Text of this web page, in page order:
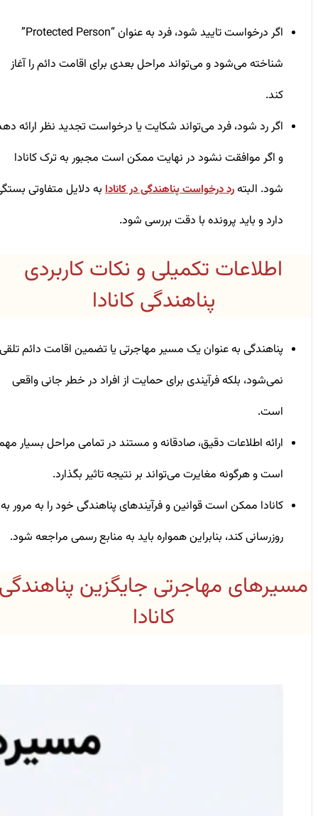
اگر درخواست تایید شود، فرد به ‌عنوان “Protected Person”
شناخته می‌شود و می‌تواند مراحل بعدی برای اقامت دائم را آغاز
کند.
اگر رد شود، فرد می‌تواند شکایت یا درخواست تجدید نظر ارائه دهد
و اگر موافقت نشود در نهایت ممکن است مجبور به ترک کانادا
شود. البتهرد درخواست پناهندگی در کانادابه دلایل متفاوتی بستگی
دارد و باید پرونده با دقت بررسی شود.
اطلاعات تکمیلی و نکات کاربردی
پناهندگی کانادا
پناهندگی به‌ عنوان یک مسیر مهاجرتی یا تضمین اقامت دائم تلقی
نمی‌شود، بلکه فرآیندی برای حمایت از افراد در خطر جانی واقعی
است.
ارائه اطلاعات دقیق، صادقانه و مستند در تمامی مراحل بسیار مهم
است و هرگونه مغایرت می‌تواند بر نتیجه تاثیر بگذارد.
کانادا ممکن است قوانین و فرآیندهای پناهندگی خود را به‌ مرور به
‌روزرسانی کند، بنابراین همواره باید به منابع رسمی مراجعه شود.
مسیرهای مهاجرتی جایگزین پناهندگی
کانادا